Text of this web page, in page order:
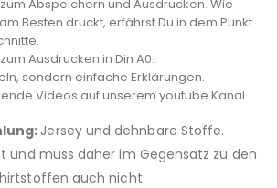
zum Abspeichern und Ausdrucken. Wie
Besten druckt, erfährst Du in dem Punkt
Ausdrucken in Din A0.
sondern einfache Erklärungen.
Videos auf unserem youtube Kanal.
Jersey und dehnbare Stoffe.
und muss daher im Gegensatz zu den
auch nicht